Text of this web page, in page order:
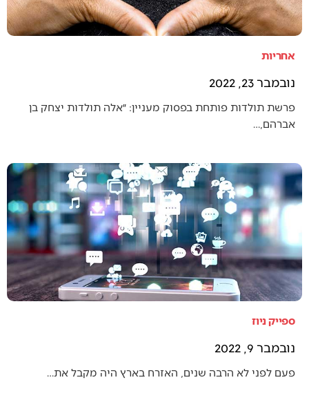
אחריות
נובמבר 23, 2022
פרשת תולדות פותחת בפסוק מעניין: ״אלה תולדות יצחק בן
אברהם,…
ספייק ניוז
נובמבר 9, 2022
פעם לפני לא הרבה שנים, האזרח בארץ היה מקבל את…